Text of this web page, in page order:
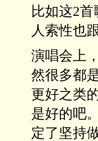
比如这2
人索性也
演唱会上
然很多都
更好之类
是好的吧
定了坚持